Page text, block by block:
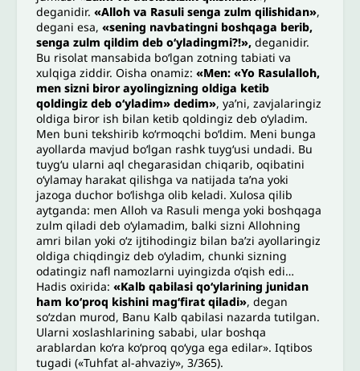
deganidir.«Alloh va Rasuli senga zulm qilishidan»,
degani esa,«sening navbatingni boshqaga berib,
senga zulm qildim deb oʻyladingmi?!», deganidir.
Bu risolat mansabida boʻlgan zotning tabiati va
xulqiga ziddir. Oisha onamiz:«Men: «Yo Rasulalloh,
men sizni biror ayolingizning oldiga ketib
qoldingiz deb oʻyladim» dedim», yaʼni, zavjalaringiz
oldiga biror ish bilan ketib qoldingiz deb oʻyladim.
Men buni tekshirib koʻrmoqchi boʻldim. Meni bunga
ayollarda mavjud boʻlgan rashk tuygʻusi undadi. Bu
tuygʻu ularni aql chegarasidan chiqarib, oqibatini
oʻylamay harakat qilishga va natijada taʼna yoki
jazoga duchor boʻlishga olib keladi. Xulosa qilib
aytganda: men Alloh va Rasuli menga yoki boshqaga
zulm qiladi deb oʻylamadim, balki sizni Allohning
amri bilan yoki oʻz ijtihodingiz bilan baʼzi ayollaringiz
oldiga chiqdingiz deb oʻyladim, chunki sizning
odatingiz nafl namozlarni uyingizda oʻqish edi…
Hadis oxirida:«Kalb qabilasi qoʻylarining junidan
ham koʻproq kishini magʻfirat qiladi», degan
soʻzdan murod, Banu Kalb qabilasi nazarda tutilgan.
Ularni xoslashlarining sababi, ular boshqa
arablardan koʻra koʻproq qoʻyga ega edilar». Iqtibos
tugadi («Tuhfat al-ahvaziy», 3/365).